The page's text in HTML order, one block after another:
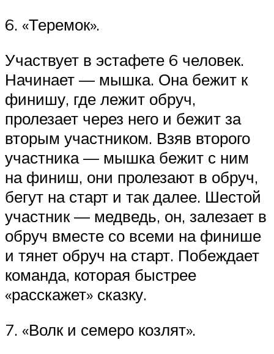
6. «Теремок».
Участвует в эстафете 6 человек.
Начинает — мышка. Она бежит к
финишу, где лежит обруч,
пролезает через него и бежит за
вторым участником. Взяв второго
участника — мышка бежит с ним
на финиш, они пролезают в обруч,
бегут на старт и так далее. Шестой
участник — медведь, он, залезает в
обруч вместе со всеми на финише
и тянет обруч на старт. Побеждает
команда, которая быстрее
«расскажет» сказку.
7. «Волк и семеро козлят».